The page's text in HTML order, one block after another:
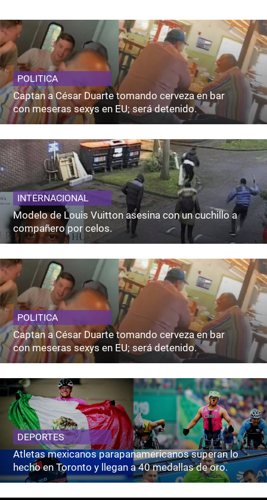
POLITICA
Captan a César Duarte tomando cerveza en bar
con meseras sexys en EU; será detenido.
INTERNACIONAL
Modelo de Louis Vuitton asesina con un cuchillo a
compañero por celos.
POLITICA
Captan a César Duarte tomando cerveza en bar
con meseras sexys en EU; será detenido.
DEPORTES
Atletas mexicanos parapanamericanos superan lo
hecho en Toronto y llegan a 40 medallas de oro.